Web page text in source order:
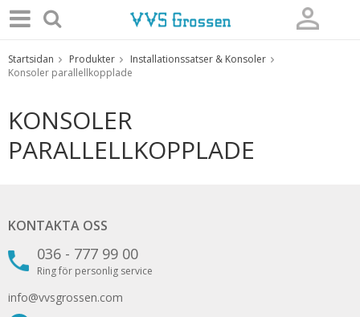
Produkten har blivit tillagd i varukorgen
Startsidan Produkter
Installationssatser & Konsoler
Konsoler parallellkopplade
KONSOLER
PARALLELLKOPPLADE
KONTAKTA OSS
036 - 777 99 00
Ring för personlig service
info@vvsgrossen.com